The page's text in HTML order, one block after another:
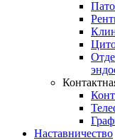
Наставничество